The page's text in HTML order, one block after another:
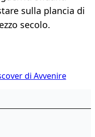
sulla plancia di
secolo.
di Avvenire